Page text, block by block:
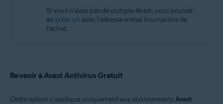
Si vous n’avez pas de compte Avast, vous pouvez
en créer un avec l’adresse e-mail fournie lors de
l’achat.
Revenir à Avast Antivirus Gratuit
Cette option s’applique uniquement aux abonnementsAvast